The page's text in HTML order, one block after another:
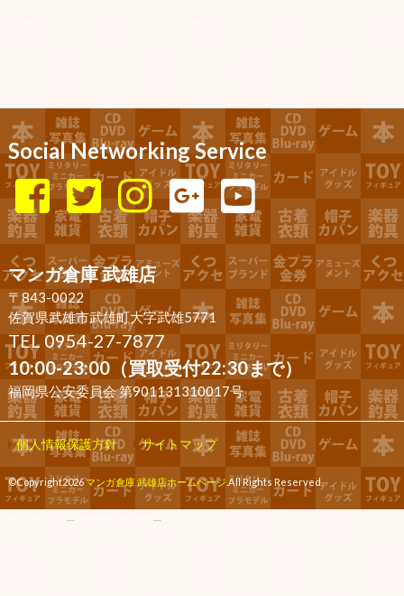
Social Networking Service
マンガ倉庫 武雄店
〒843-0022
佐賀県武雄市武雄町大字武雄5771
TEL 0954-27-7877
10:00-23:00（買取受付22:30まで）
福岡県公安委員会 第901131310017号
個人情報保護方針 サイトマップ
©Copyright2026マンガ倉庫 武雄店ホームページ .All Rights Reserved.
... ...